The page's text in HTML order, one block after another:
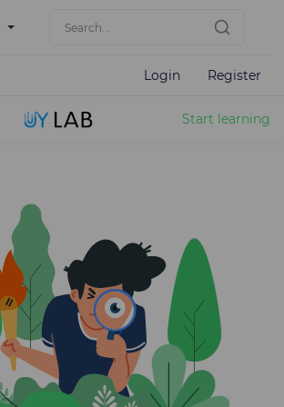
Login Register
Start learning